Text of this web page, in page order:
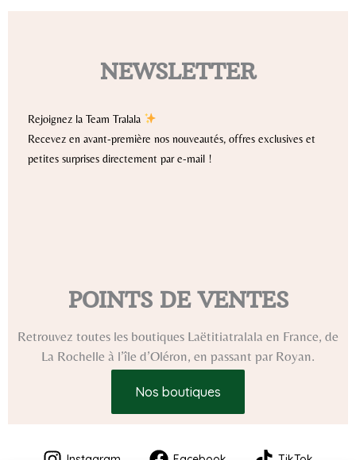
NEWSLETTER
Rejoignez la Team Tralala
Recevez en avant-première nos nouveautés, offres exclusives et
petites surprises directement par e-mail !
POINTS DE VENTES
Retrouvez toutes les boutiques Laëtitiatralala en France, de
La Rochelle à l’île d’Oléron, en passant par Royan.
Nos boutiques